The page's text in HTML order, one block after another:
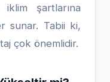
şartlarına
sunar. Tabii ki,
çok önemlidir.